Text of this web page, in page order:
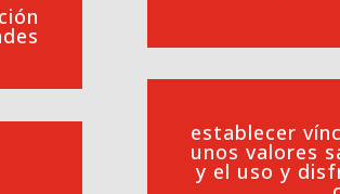
establecer
unos valores
y el uso y